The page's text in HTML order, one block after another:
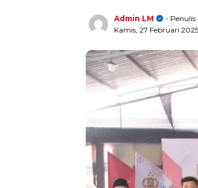
Admin LM
- Penulis
Kamis, 27 Februari 2025